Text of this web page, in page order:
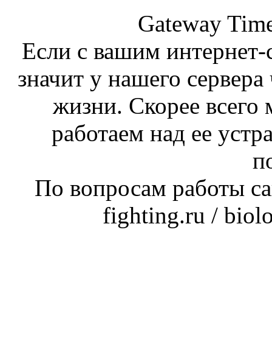
Gateway
Если с вашим интернет-
значит у нашего
жизни. Скорее
работаем над ее
По вопросам работы
fighting.ru /